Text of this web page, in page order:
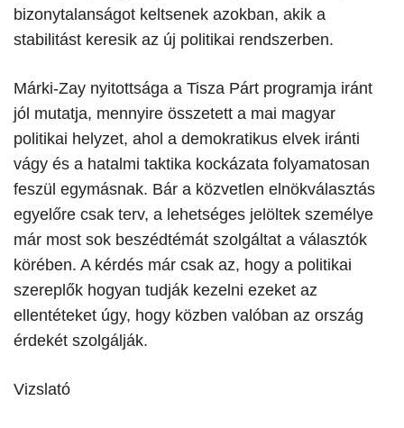
bizonytalanságot keltsenek azokban, akik a
stabilitást keresik az új politikai rendszerben.
​Márki-Zay nyitottsága a Tisza Párt programja iránt
jól mutatja, mennyire összetett a mai magyar
politikai helyzet, ahol a demokratikus elvek iránti
vágy és a hatalmi taktika kockázata folyamatosan
feszül egymásnak. Bár a közvetlen elnökválasztás
egyelőre csak terv, a lehetséges jelöltek személye
már most sok beszédtémát szolgáltat a választók
körében. A kérdés már csak az, hogy a politikai
szereplők hogyan tudják kezelni ezeket az
ellentéteket úgy, hogy közben valóban az ország
érdekét szolgálják.
Vizslató